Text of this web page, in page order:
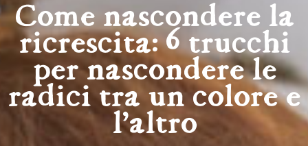
Come nascondere la
ricrescita: 6 trucchi
per nascondere le
radici tra un colore e
l’altro